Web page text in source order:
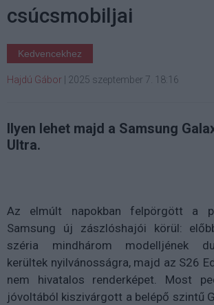
csúcsmobiljai
Kedvencekhez
Hajdú Gábor 2025 szeptember 7. 18:16
Ilyen lehet majd a Samsung
Ultra.
Az elmúlt napokban felpörgött a
Samsung új zászlóshajói körül:
széria mindhárom modelljének
kerültek nyilvánosságra, majd az S26
nem hivatalos renderképet. Most
jóvoltából kiszivárgott a belépő szintű